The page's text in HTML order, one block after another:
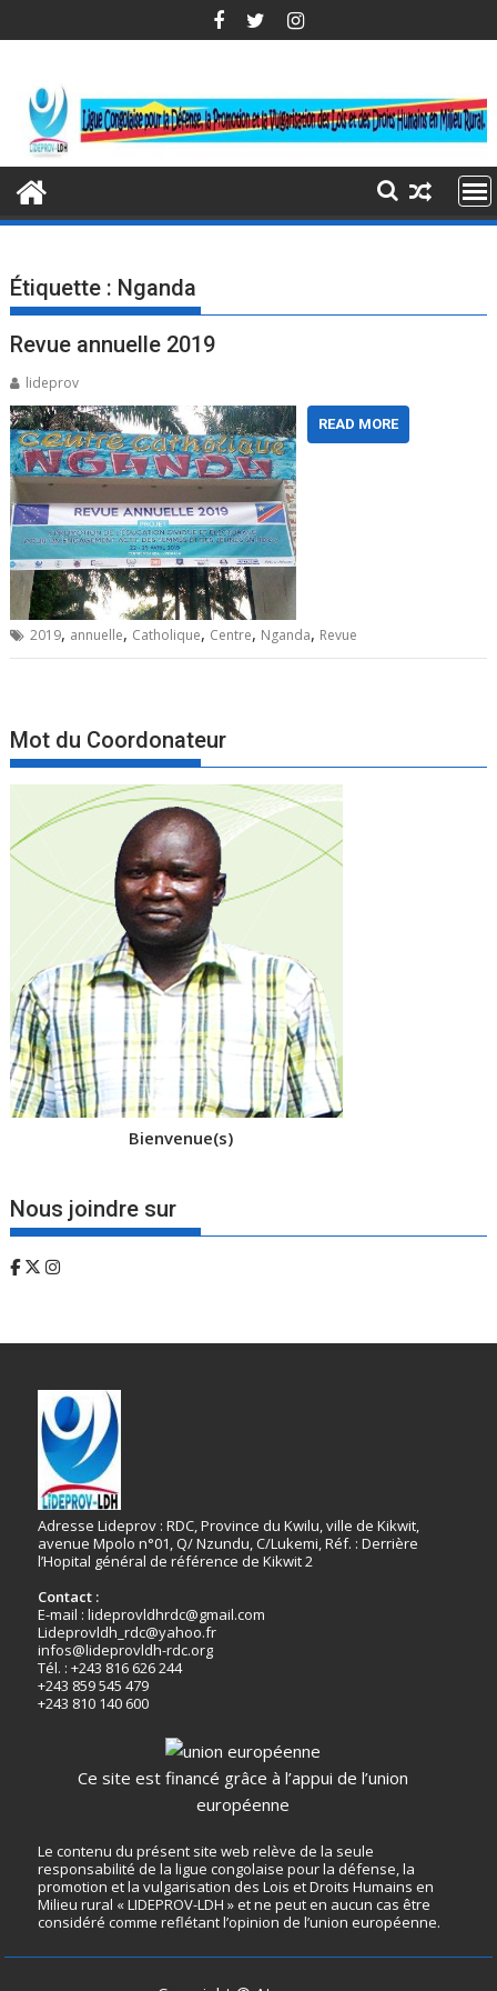
to
Étiquette : Nganda
Revue annuelle 2019
lideprov
READ MORE
2019, annuelle, Catholique, Centre, Nganda, Revue
Mot du Coordonateur
Bienvenue(s)
Nous joindre sur
Adresse Lideprov : RDC, Province du Kwilu, ville de Kikwit,
avenue Mpolo n°01, Q/ Nzundu, C/Lukemi, Réf. : Derrière
l’Hopital général de référence de Kikwit 2
Contact :
E-mail : lideprovldhrdc@gmail.com
Lideprovldh_rdc@yahoo.fr
infos@lideprovldh-rdc.org
Tél. : +243 816 626 244
+243 859 545 479
+243 810 140 600
Ce site est financé grâce à l’appui de l’union
européenne
Le contenu du présent site web relève de la seule
responsabilité de la ligue congolaise pour la défense, la
promotion et la vulgarisation des Lois et Droits Humains en
Milieu rural « LIDEPROV-LDH » et ne peut en aucun cas être
considéré comme reflétant l’opinion de l’union européenne.